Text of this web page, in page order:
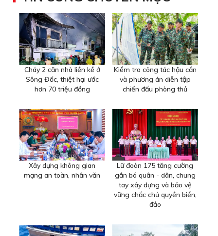
Cháy 2 căn nhà liền kề ở
Sông Đốc, thiệt hại ước
hơn 70 triệu đồng
Kiểm tra công tác hậu cần
và phương án diễn tập
chiến đấu phòng thủ
Xây dựng không gian
mạng an toàn, nhân văn
Lữ đoàn 175 tăng cường
gắn bó quân - dân, chung
tay xây dựng và bảo vệ
vững chắc chủ quyền biển,
đảo